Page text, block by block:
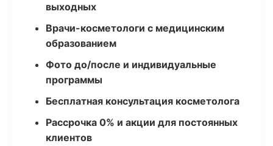
выходных
Врачи-косметологи с медицинским
образованием
Фото до/после и индивидуальные
программы
Бесплатная консультация косметолога
Рассрочка 0% и акции для постоянных
клиентов